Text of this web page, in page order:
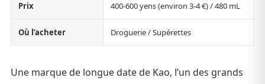
Prix 400-600 yens (environ 3-4 €) / 480 mL
Où l’acheter Droguerie / Supérettes
Une marque de longue date de Kao, l’un des grands